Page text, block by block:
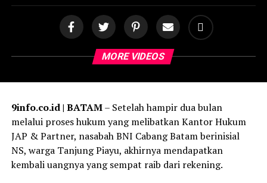
MORE VIDEOS
9info.co.id | BATAM– Setelah hampir dua bulan
melalui proses hukum yang melibatkan Kantor Hukum
JAP & Partner, nasabah BNI Cabang Batam berinisial
NS, warga Tanjung Piayu, akhirnya mendapatkan
kembali uangnya yang sempat raib dari rekening.